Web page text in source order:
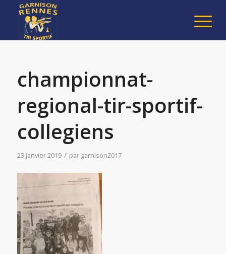
championnat-
regional-tir-sportif-
collegiens
23 janvier 2019 / par garnison2017